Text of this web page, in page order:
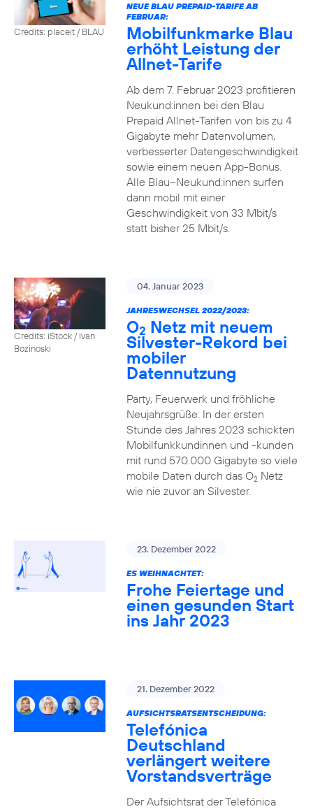
Credits: placeit / BLAU
NEUE BLAU PREPAID-TARIFE AB
FEBRUAR:
Mobilfunkmarke Blau
erhöht Leistung der
Allnet-Tarife
Ab dem 7. Februar 2023 profitieren
Neukund:innen bei den Blau
Prepaid Allnet-Tarifen von bis zu 4
Gigabyte mehr Datenvolumen,
verbesserter Datengeschwindigkeit
sowie einem neuen App-Bonus.
Alle Blau–Neukund:innen surfen
dann mobil mit einer
Geschwindigkeit von 33 Mbit/s
statt bisher 25 Mbit/s.
Credits: iStock / Ivan
Bozinoski
04. Januar 2023
JAHRESWECHSEL 2022/2023:
O2 Netz mit neuem
Silvester-Rekord bei
mobiler
Datennutzung
Party, Feuerwerk und fröhliche
Neujahrsgrüße: In der ersten
Stunde des Jahres 2023 schickten
Mobilfunkkundinnen und -kunden
mit rund 570.000 Gigabyte so viele
mobile Daten durch das O2Netz
wie nie zuvor an Silvester.
23. Dezember 2022
ES WEIHNACHTET:
Frohe Feiertage und
einen gesunden Start
ins Jahr 2023
21. Dezember 2022
AUFSICHTSRATSENTSCHEIDUNG:
Telefónica
Deutschland
verlängert weitere
Vorstandsverträge
Der Aufsichtsrat der Telefónica